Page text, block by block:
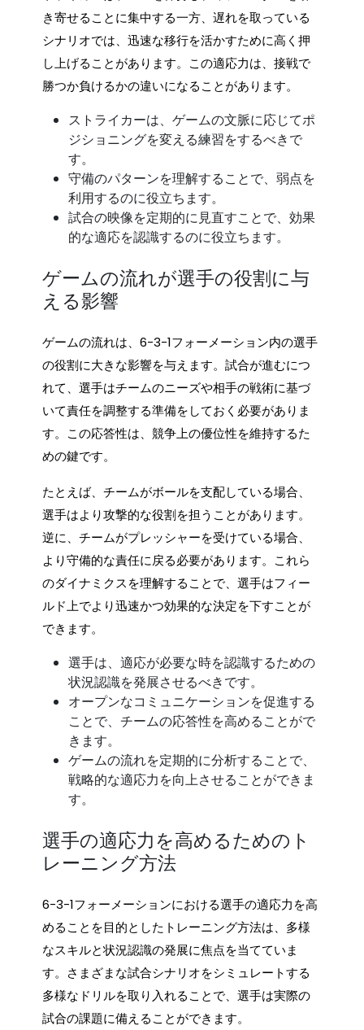
き寄せることに集中する一方、遅れを取っている
シナリオでは、迅速な移行を活かすために高く押
し上げることがあります。この適応力は、接戦で
勝つか負けるかの違いになることがあります。
ストライカーは、ゲームの文脈に応じてポ
ジショニングを変える練習をするべきで
す。
守備のパターンを理解することで、弱点を
利用するのに役立ちます。
試合の映像を定期的に見直すことで、効果
的な適応を認識するのに役立ちます。
ゲームの流れが選手の役割に与
える影響
ゲームの流れは、6-3-1フォーメーション内の選手
の役割に大きな影響を与えます。試合が進むにつ
れて、選手はチームのニーズや相手の戦術に基づ
いて責任を調整する準備をしておく必要がありま
す。この応答性は、競争上の優位性を維持するた
めの鍵です。
たとえば、チームがボールを支配している場合、
選手はより攻撃的な役割を担うことがあります。
逆に、チームがプレッシャーを受けている場合、
より守備的な責任に戻る必要があります。これら
のダイナミクスを理解することで、選手はフィー
ルド上でより迅速かつ効果的な決定を下すことが
できます。
選手は、適応が必要な時を認識するための
状況認識を発展させるべきです。
オープンなコミュニケーションを促進する
ことで、チームの応答性を高めることがで
きます。
ゲームの流れを定期的に分析することで、
戦略的な適応力を向上させることができま
す。
選手の適応力を高めるためのト
レーニング方法
6-3-1フォーメーションにおける選手の適応力を高
めることを目的としたトレーニング方法は、多様
なスキルと状況認識の発展に焦点を当てていま
す。さまざまな試合シナリオをシミュレートする
多様なドリルを取り入れることで、選手は実際の
試合の課題に備えることができます。